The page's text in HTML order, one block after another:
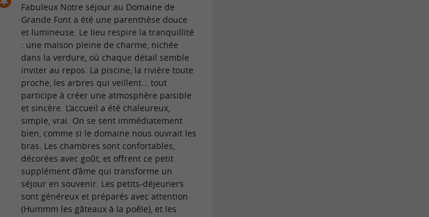
Fabuleux Notre séjour au Domaine de
Grande Font a été une parenthèse douce
et lumineuse. Le lieu respire la tranquillité
: une maison pleine de charme, nichée
dans la verdure, où chaque détail semble
inviter au repos. La piscine, la rivière toute
proche, les arbres qui veillent… tout
participe à créer une atmosphère paisible
et sincère. L’accueil a été chaleureux,
simple, vrai. On se sent immédiatement
bien, comme si le domaine nous ouvrait les
bras. Les chambres sont confortables,
décorées avec goût, et offrent ce petit
supplément d’âme qui transforme un
séjour en souvenir. Les petits-déjeuners
sont généreux et préparés avec attention
(Hummm les gâteaux à la poêle), et les